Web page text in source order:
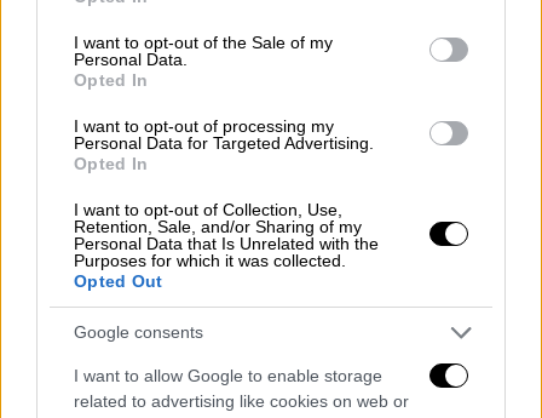
use your data for below specified purposes in below Google
consent section.
I want to opt-out of the Sale of my
Personal Data.
Opted In
I want to opt-out of processing my
Personal Data for Targeted Advertising.
Opted In
I want to opt-out of Collection, Use,
Retention, Sale, and/or Sharing of my
Personal Data that Is Unrelated with the
Purposes for which it was collected.
Opted Out
Google consents
I want to allow Google to enable storage
related to advertising like cookies on web or
View this post on Instagram